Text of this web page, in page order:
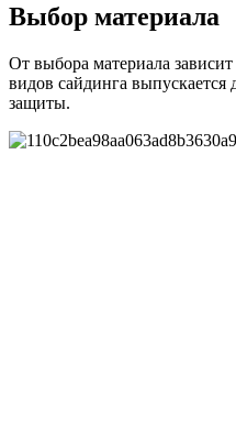
Выбор материала
От выбора материала
видов сайдинга
защиты.